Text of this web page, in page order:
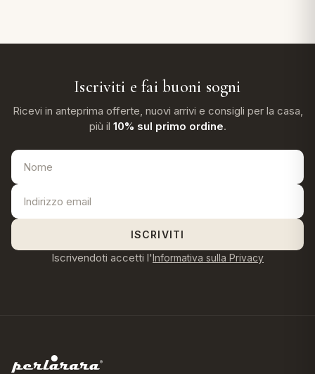
Iscriviti e fai buoni sogni
Ricevi in anteprima offerte, nuovi arrivi e consigli per la casa,
più il 10% sul primo ordine.
ISCRIVITI
Iscrivendoti accetti l'Informativa sulla Privacy